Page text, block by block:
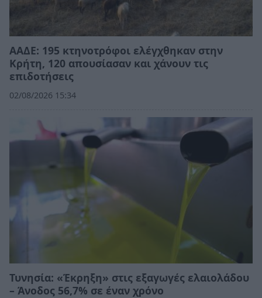
ΑΑΔΕ: 195 κτηνοτρόφοι ελέγχθηκαν στην
Κρήτη, 120 απουσίασαν και χάνουν τις
επιδοτήσεις
02/08/2026 15:34
Τυνησία: «Έκρηξη» στις εξαγωγές ελαιολάδου
– Άνοδος 56,7% σε έναν χρόνο